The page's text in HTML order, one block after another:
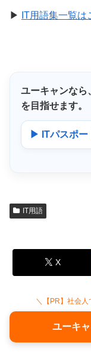
▶ IT用語集一覧は
ユーキャンなら
を目指せます。
▶ ITパスポー
IT用語
X
＼【PR】社会人
ユーキ